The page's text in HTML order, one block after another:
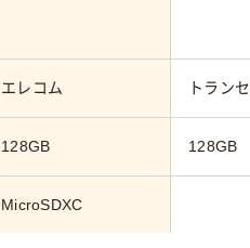
エレコム トラン
128GB 128GB
MicroSDXC